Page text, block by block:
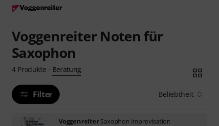
Voggenreiter Noten für
Saxophon
4 Produkte · Beratung
Filter Beliebtheit
VoggenreiterSaxophon Improvisation